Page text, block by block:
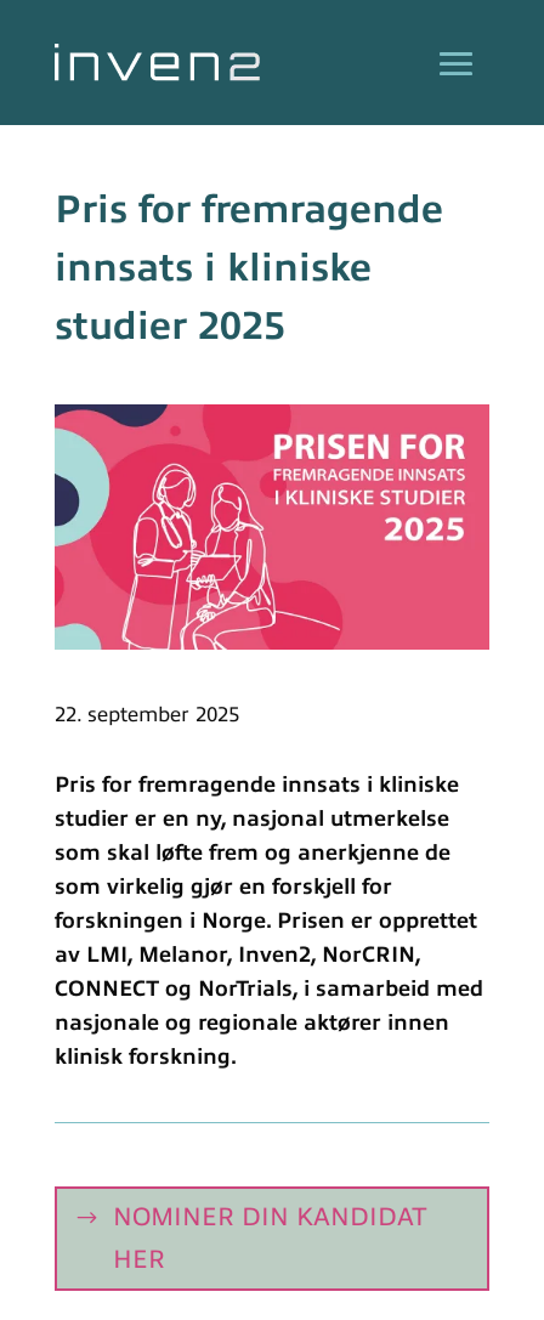
Pris for fremragende
innsats i kliniske
studier 2025
22. september 2025
Pris for fremragende innsats i kliniske
studier er en ny, nasjonal utmerkelse
som skal løfte frem og anerkjenne de
som virkelig gjør en forskjell for
forskningen i Norge. Prisen er opprettet
av LMI, Melanor, Inven2, NorCRIN,
CONNECT og NorTrials, i samarbeid med
nasjonale og regionale aktører innen
klinisk forskning.
NOMINER DIN KANDIDAT
HER